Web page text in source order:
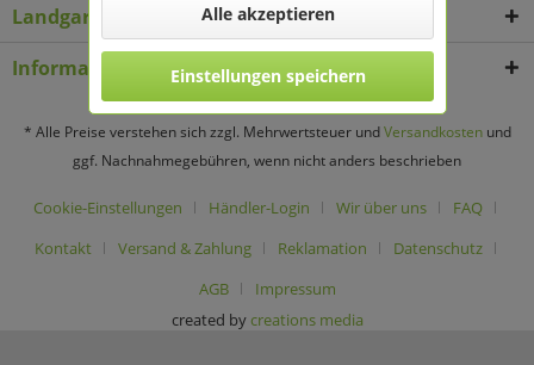
Landgard Deko & Floristikbedarf
Informationen
* Alle Preise verstehen sich zzgl. Mehrwertsteuer undVersandkostenund
ggf. Nachnahmegebühren, wenn nicht anders beschrieben
Cookie-Einstellungen Händler-Login Wir über uns
FAQ
Kontakt
Versand & Zahlung Reklamation
Datenschutz
AGB
Impressum
created by creations media
Alle akzeptieren
Einstellungen speichern